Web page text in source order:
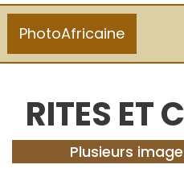
PhotoAfricaine
RITES ET
Plusieurs